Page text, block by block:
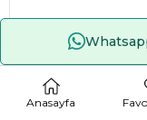
Ford Fusion 2002-2013
Rotu ( Z Rot ) Febi
2S613B438AE
Çerez Kullanımı
Anasayfa